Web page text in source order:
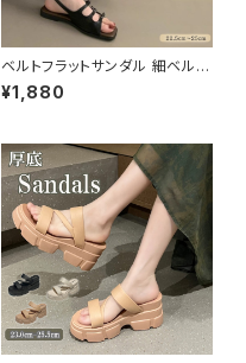
ベルトフラットサンダル 細ベルト
夏サンダル オンオフ きれいめ ス
トラップ
¥1,880